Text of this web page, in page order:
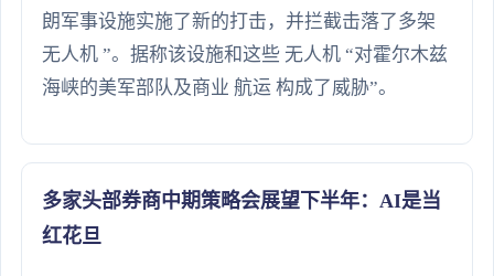
朗军事设施实施了新的打击，并拦截击落了多架
无人机 ”。据称该设施和这些 无人机 “对霍尔木兹
海峡的美军部队及商业 航运 构成了威胁”。
多家头部券商中期策略会展望下半年：AI是当
红花旦